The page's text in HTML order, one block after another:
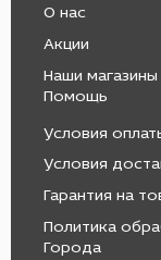
О нас
Акции
Наши магазины
Помощь
Условия
Условия
Гарантия на
Политика
Города